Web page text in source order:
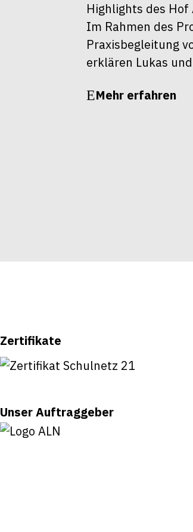
Highlights des
Im Rahmen des
Praxisbegleitung
erklären Lukas
Mehr erfahren
Zertifikate
Unser Auftraggeber